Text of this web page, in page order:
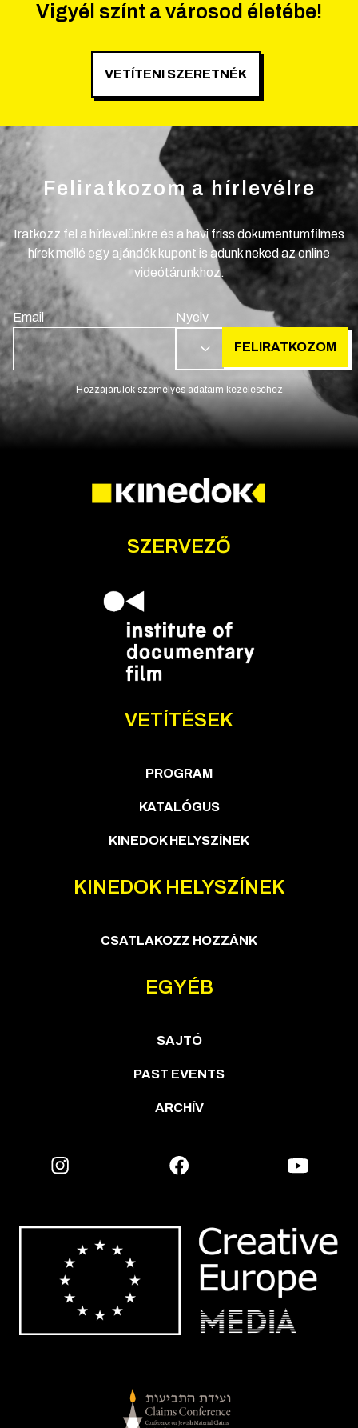
Vigyél színt a városod életébe!
VETÍTENI SZERETNÉK
Feliratkozom a hírlevélre
Iratkozz fel a hírlevelünkre és a havi friss dokumentumfilmes
hírek mellé egy ajándék kupont is adunk neked az online
videótárunkhoz.
Email Nyelv
HU FELIRATKOZOM
Hozzájárulok személyes adataim kezeléséhez
SZERVEZŐ
VETÍTÉSEK
PROGRAM
KATALÓGUS
KINEDOK HELYSZÍNEK
KINEDOK HELYSZÍNEK
CSATLAKOZZ HOZZÁNK
EGYÉB
SAJTÓ
PAST EVENTS
ARCHÍV